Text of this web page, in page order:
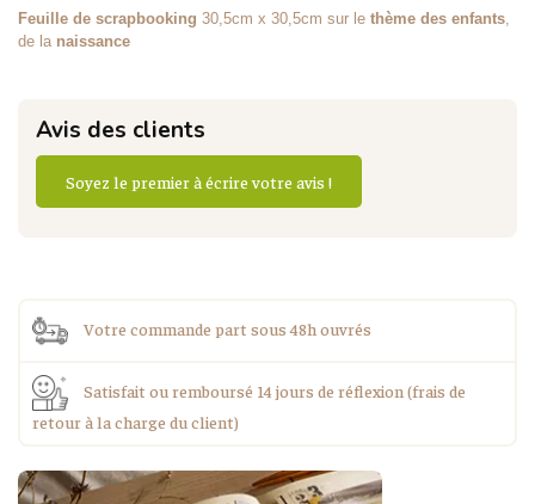
Feuille de scrapbooking 30,5cm x 30,5cm sur le thème des enfants,
de lanaissance
Avis des clients
Soyez le premier à écrire votre avis !
Votre commande part sous 48h ouvrés
Satisfait ou remboursé 14 jours de réflexion (frais de
retour à la charge du client)